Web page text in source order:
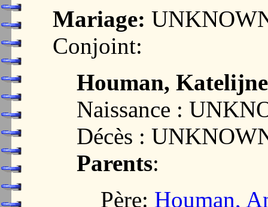
Mariage:
Conjoint:
Houman, Katelijne
Naissance :
Décès :
Parents:
Père: Houman,